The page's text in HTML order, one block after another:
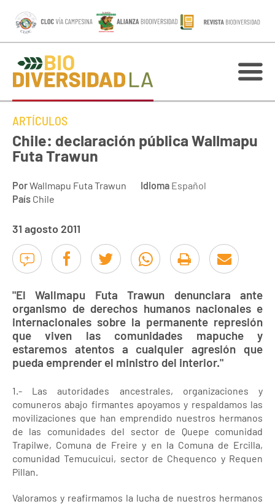
ARTÍCULOS
Chile: declaración pública Wallmapu
Futa Trawun
PorWallmapu Futa Trawun Idioma Español
País Chile
31 agosto 2011
"El Wallmapu Futa Trawun denunciara ante
organismo de derechos humanos nacionales e
internacionales sobre la permanente represión
que viven las comunidades mapuche y
estaremos atentos a cualquier agresión que
pueda emprender el ministro del interior."
1.- Las autoridades ancestrales, organizaciones y
comuneros abajo firmantes apoyamos y respaldamos las
movilizaciones que han emprendido nuestros hermanos
de las comunidades del sector de Quepe comunidad
Trapilwe, Comuna de Freire y en la Comuna de Ercilla,
comunidad Temucuicui, sector de Chequenco y Requen
Pillan.
Valoramos y reafirmamos la lucha de nuestros hermanos